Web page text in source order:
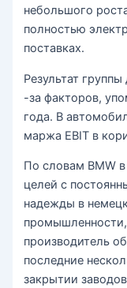
небольшого
полностью
поставках.
Результат
-за факторов,
года. В
маржа EBIT в
По словам BMW
целей с
надежды в
производитель
последние
закрытии